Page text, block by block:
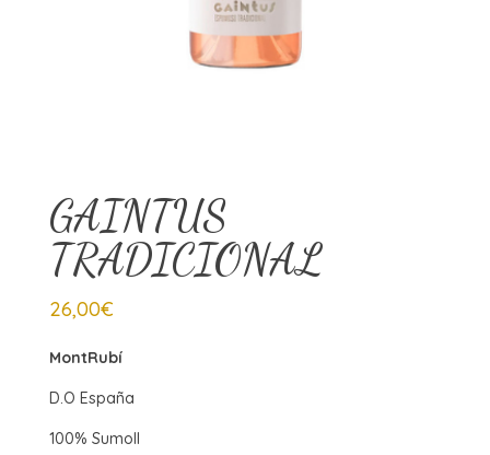
GAINTUS
TRADICIONAL
26,00€
MontRubí
D.O España
100% Sumoll